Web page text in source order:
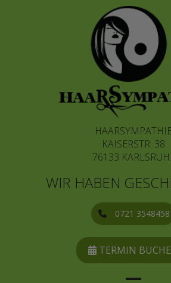
HAARSYMPATHIE
KAISERSTR. 38
76133
WIR HABEN
0721 3548458
TERMIN